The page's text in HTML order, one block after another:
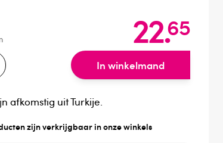
22.65
In winkelmand
afkomstig uit Turkije.
zijn verkrijgbaar in onze winkels